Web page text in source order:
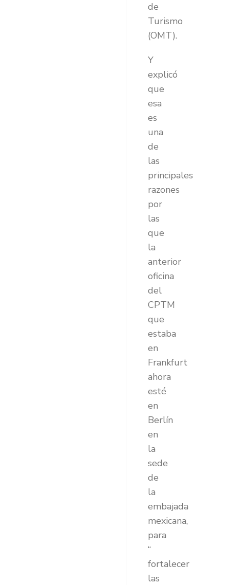
de
Turismo
(OMT).
Y
explicó
que
esa
es
una
de
las
principales
razones
por
las
que
la
anterior
oficina
del
CPTM
que
estaba
en
Frankfurt
ahora
esté
en
Berlín
en
la
sede
de
la
embajada
mexicana,
para
“
fortalecer
las